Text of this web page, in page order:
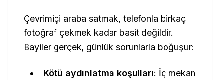
Çevrimiçi araba satmak, telefonla birkaç
fotoğraf çekmek kadar basit değildir.
Bayiler gerçek, günlük sorunlarla boğuşur:
Kötü aydınlatma koşulları: İç mekan